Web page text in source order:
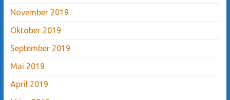
November 2019
Oktober 2019
September 2019
Mai 2019
April 2019